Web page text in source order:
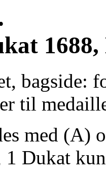
bagside:
til
med (A)
Dukat